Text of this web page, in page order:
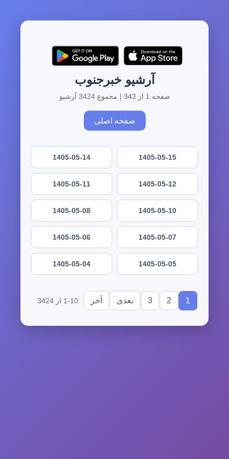
آرشیو خبرجنوب
صفحه 1 از 343 | مجموع 3424 آرشیو
صفحه اصلی
1405-05-15
1405-05-14
1405-05-12
1405-05-11
1405-05-10
1405-05-08
1405-05-07
1405-05-06
1405-05-05
1405-05-04
1
2
3 بعدی آخر 1-10 از 3424